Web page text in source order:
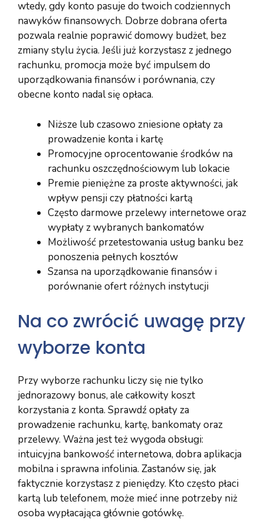
wtedy, gdy konto pasuje do twoich codziennych
nawyków finansowych. Dobrze dobrana oferta
pozwala realnie poprawić domowy budżet, bez
zmiany stylu życia. Jeśli już korzystasz z jednego
rachunku, promocja może być impulsem do
uporządkowania finansów i porównania, czy
obecne konto nadal się opłaca.
Niższe lub czasowo zniesione opłaty za
prowadzenie konta i kartę
Promocyjne oprocentowanie środków na
rachunku oszczędnościowym lub lokacie
Premie pieniężne za proste aktywności, jak
wpływ pensji czy płatności kartą
Często darmowe przelewy internetowe oraz
wypłaty z wybranych bankomatów
Możliwość przetestowania usług banku bez
ponoszenia pełnych kosztów
Szansa na uporządkowanie finansów i
porównanie ofert różnych instytucji
Na co zwrócić uwagę przy
wyborze konta
Przy wyborze rachunku liczy się nie tylko
jednorazowy bonus, ale całkowity koszt
korzystania z konta. Sprawdź opłaty za
prowadzenie rachunku, kartę, bankomaty oraz
przelewy. Ważna jest też wygoda obsługi:
intuicyjna bankowość internetowa, dobra aplikacja
mobilna i sprawna infolinia. Zastanów się, jak
faktycznie korzystasz z pieniędzy. Kto często płaci
kartą lub telefonem, może mieć inne potrzeby niż
osoba wypłacająca głównie gotówkę.